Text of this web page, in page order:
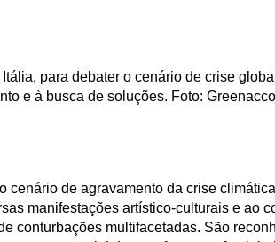
para debater o cenário de crise
e à busca de soluções. Foto:
de agravamento da crise
manifestações artístico-culturais e ao
conturbações multifacetadas. São